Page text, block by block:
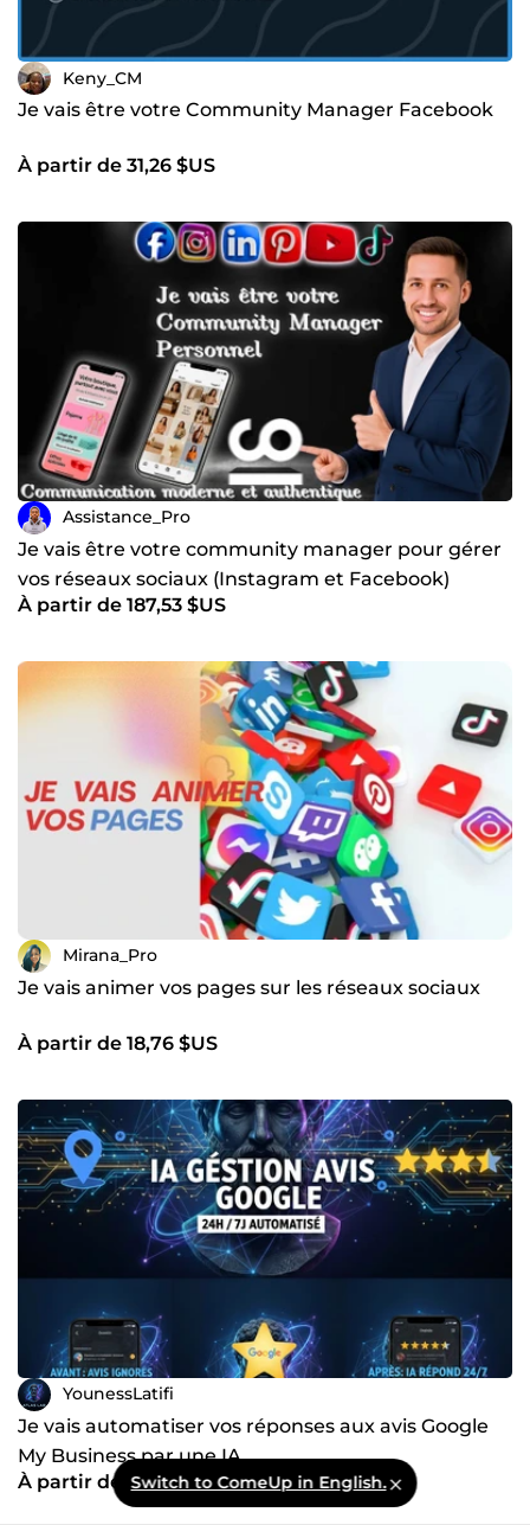
Keny_CM
Je vais être votre Community Manager Facebook
À partir de 31,26 $US
Assistance_Pro
Je vais être votre community manager pour gérer
vos réseaux sociaux (Instagram et Facebook)
À partir de 187,53 $US
Mirana_Pro
Je vais animer vos pages sur les réseaux sociaux
À partir de 18,76 $US
YounessLatifi
Je vais automatiser vos réponses aux avis Google
My Business par une IA
À partir de 37,51 $USSwitch to ComeUp in English.